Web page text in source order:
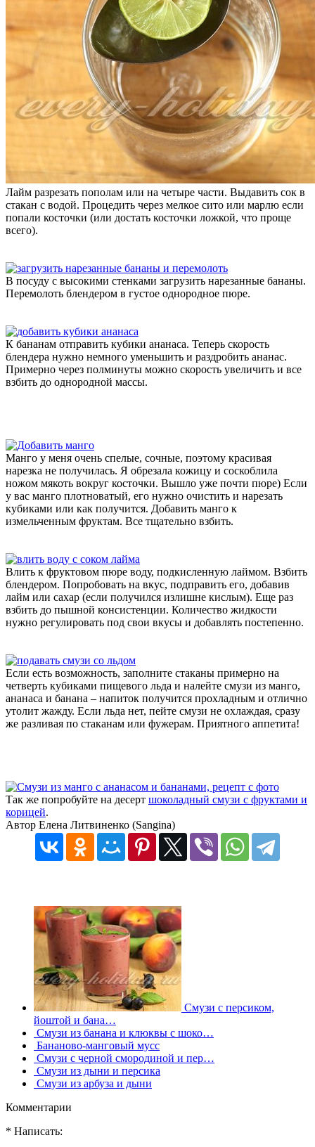
Лайм разрезать пополам или на четыре части. Выдавить сок в
стакан с водой. Процедить через мелкое сито или марлю если
попали косточки (или достать косточки ложкой, что проще
всего).
В посуду с высокими стенками загрузить нарезанные бананы.
Перемолоть блендером в густое однородное пюре.
К бананам отправить кубики ананаса. Теперь скорость
блендера нужно немного уменьшить и раздробить ананас.
Примерно через полминуты можно скорость увеличить и все
взбить до однородной массы.
Манго у меня очень спелые, сочные, поэтому красивая
нарезка не получилась. Я обрезала кожицу и соскоблила
ножом мякоть вокруг косточки. Вышло уже почти пюре) Если
у вас манго плотноватый, его нужно очистить и нарезать
кубиками или как получится. Добавить манго к
измельченным фруктам. Все тщательно взбить.
Влить к фруктовом пюре воду, подкисленную лаймом. Взбить
блендером. Попробовать на вкус, подправить его, добавив
лайм или сахар (если получился излишне кислым). Еще раз
взбить до пышной консистенции. Количество жидкости
нужно регулировать под свои вкусы и добавлять постепенно.
Если есть возможность, заполните стаканы примерно на
четверть кубиками пищевого льда и налейте смузи из манго,
ананаса и банана – напиток получится прохладным и отлично
утолит жажду. Если льда нет, пейте смузи не охлаждая, сразу
же разливая по стаканам или фужерам. Приятного аппетита!
Так же попробуйте на десерт шоколадный смузи с фруктами и
корицей.
Автор Елена Литвиненко (Sangina)
Смузи с персиком,
йоштой и бана…
Смузи из банана и клюквы с шоко…
Бананово-манговый мусс
Смузи с черной смородиной и пер…
Смузи из дыни и персика
Смузи из арбуза и дыни
Комментарии
* Написать: